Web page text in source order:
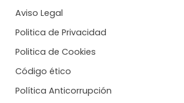
Aviso Legal
Politica de Privacidad
Politica de Cookies
Código ético
Política Anticorrupción